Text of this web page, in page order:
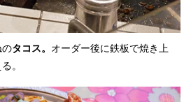
のタコス。 オーダー後に鉄板で焼き上
。